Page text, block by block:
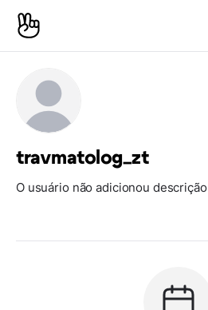
travmatolog_zt
O usuário não adicionou descrição